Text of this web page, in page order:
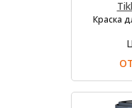
Краска